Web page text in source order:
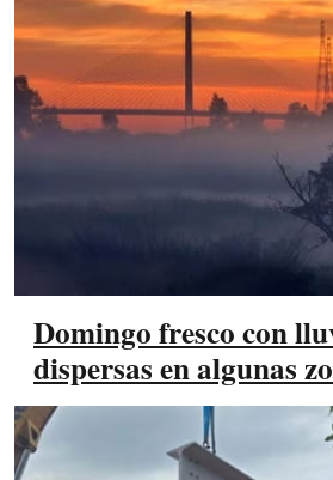
Domingo fresco con
dispersas en algunas